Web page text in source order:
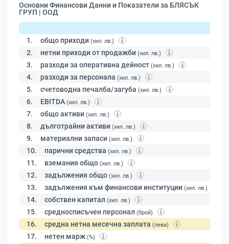
Основни Финансови Данни и Показатели за БЛЯСЪК
ГРУП | ООД
1. общо приходи (хил. лв.)
2. нетни приходи от продажби (хил. лв.)
3. разходи за оперативна дейност (хил. лв.)
4. разходи за персонала (хил. лв.)
5. счетоводна печалба/загуба (хил. лв.)
6. EBITDA (хил. лв.)
7. общо активи (хил. лв.)
8. дълготрайни активи (хил. лв.)
9. материални запаси (хил. лв.)
10. парични средства (хил. лв.)
11. вземания общо (хил. лв.)
12. задължения общо (хил. лв.)
13. задължения към финансови институции (хил. лв.)
14. собствен капитал (хил. лв.)
15. средносписъчен персонал (брой)
16. средна нетна месечна заплата (лева)
17. нетен марж (%)